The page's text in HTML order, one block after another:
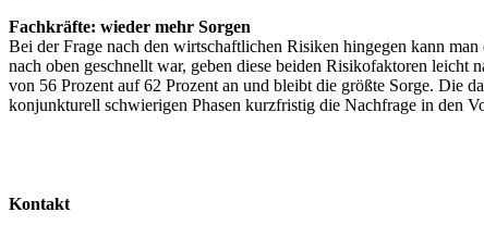
Fachkräfte: wieder mehr Sorgen
Bei der Frage nach den wirtschaftlichen Risiken hingegen kann
nach oben geschnellt war, geben diese beiden Risikofaktoren
von 56 Prozent auf 62 Prozent an und bleibt die größte Sorge. Die
konjunkturell schwierigen Phasen kurzfristig die Nachfrage in den
Kontakt